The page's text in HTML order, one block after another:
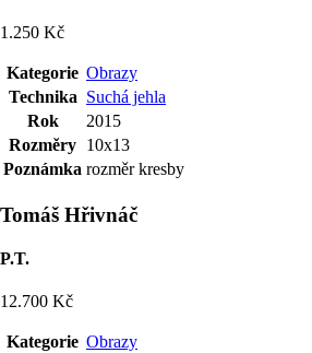
1.250 Kč
Kategorie Obrazy
Technika Suchá jehla
Rok
2015
Rozměry 10x13
Poznámka rozměr kresby
Tomáš Hřivnáč
P.T.
12.700 Kč
Kategorie Obrazy